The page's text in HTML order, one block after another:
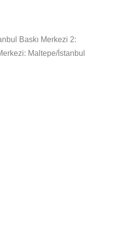
Baskı Merkezi 2:
Maltepe/İstanbul